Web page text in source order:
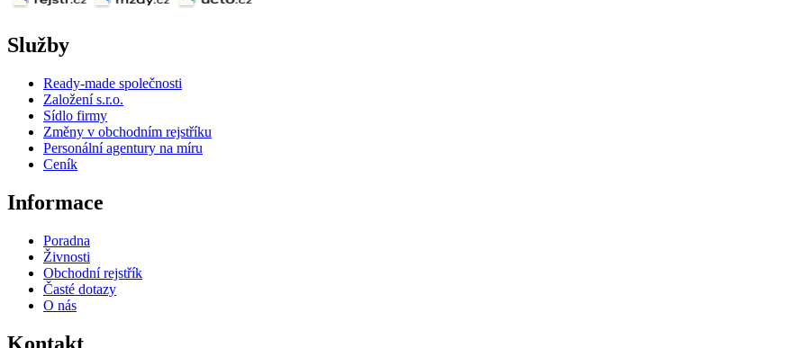
Služby
Ready-made společnosti
Založení s.r.o.
Sídlo firmy
Změny v obchodním rejstříku
Personální agentury na míru
Ceník
Informace
Poradna
Živnosti
Obchodní rejstřík
Časté dotazy
O nás
Kontakt